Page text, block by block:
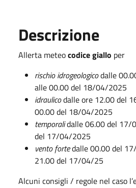
Descrizione
Allerta meteocodice giallo per
rischio idrogeologicodalle
alle 00.00 del 18/04/2025
idraulicodalle ore 12.00 del
00.00 del 18/04/2025
temporalidalle 06.00 del 17/
del 17/04/2025
vento fortedalle 00.00 del
21.00 del 17/04/25
Alcuni consigli / regole nel caso